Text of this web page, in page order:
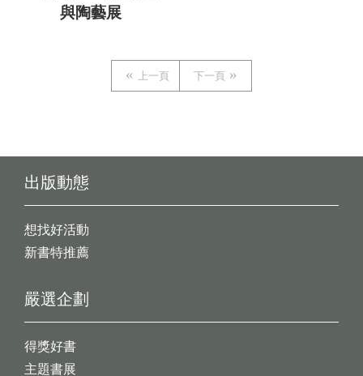
與陶藝展
上一頁 下一頁
出版動態
想找好活動
新書特推薦
嚴選企劃
得獎好書
主題書展